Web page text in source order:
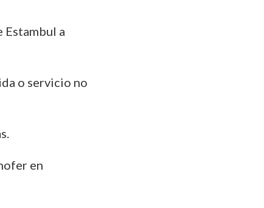
a
o servicio no
en